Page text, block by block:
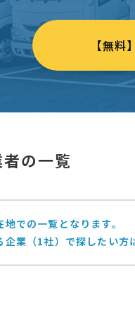
【無
の一覧
での一覧となります。
業（1社）で探したい方